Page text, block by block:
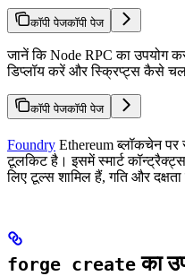
कॉपी पेजकॉपी पेज
जानें कि Node RPC का उपयोग
डिप्लॉय करें और स्क्रिप्ट्स कैसे
कॉपी पेजकॉपी पेज
Foundry Ethereum ब्लॉकचेन पर
टूलकिट है। इसमें स्मार्ट
लिए टूल्स शामिल हैं, गति और
forge create का